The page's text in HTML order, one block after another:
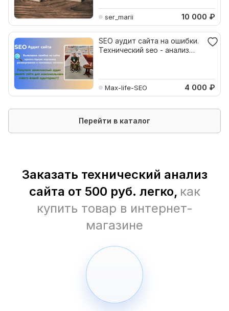
ser_marii 10 000 ₽
SEO аудит сайта на ошибки.
Технический seo - анализ
Max-life-SEO 4 000 ₽
Перейти в каталог
Заказать технический анализ
сайта от 500 руб. легко, как
купить товар в интернет-
магазине